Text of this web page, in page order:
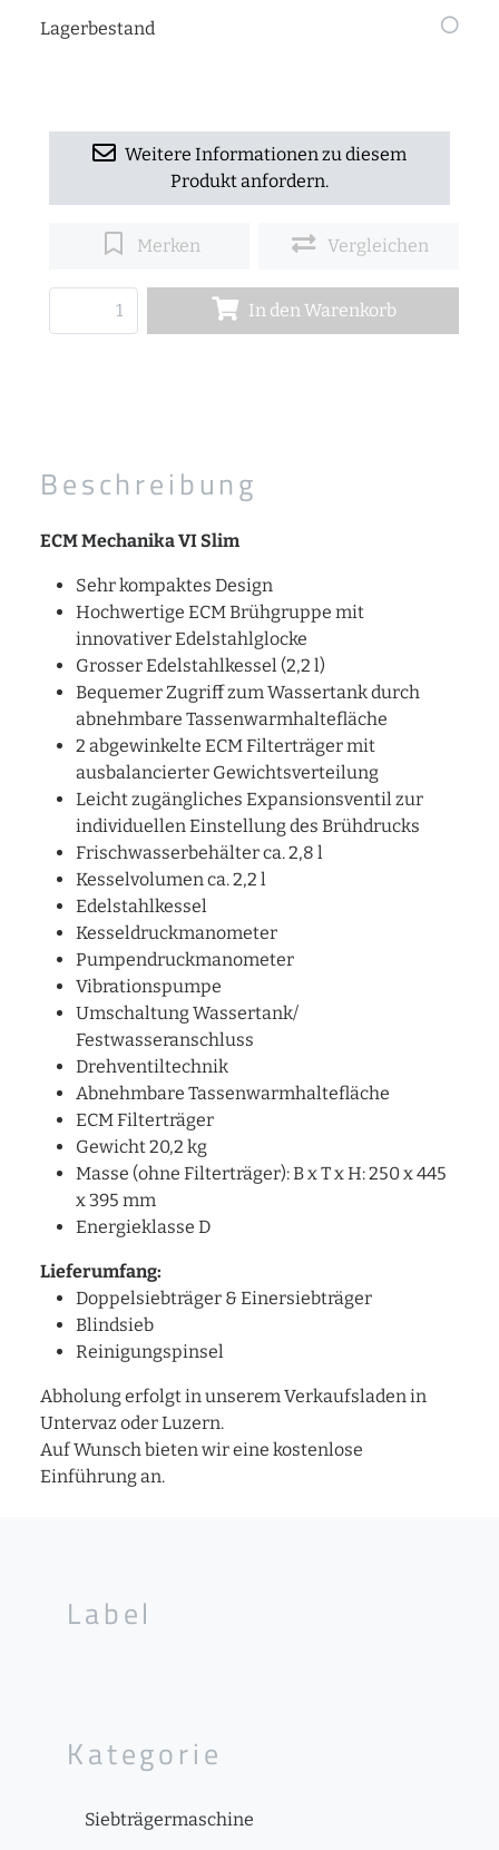
Lagerbestand
Weitere Informationen zu diesem
Produkt anfordern.
Merken Vergleichen
In den Warenkorb
Beschreibung
ECM Mechanika VI Slim
Sehr kompaktes Design
Hochwertige ECM Brühgruppe mit
innovativer Edelstahlglocke
Grosser Edelstahlkessel (2,2 l)
Bequemer Zugriff zum Wassertank durch
abnehmbare Tassenwarmhaltefläche
2 abgewinkelte ECM Filterträger mit
ausbalancierter Gewichtsverteilung
Leicht zugängliches Expansionsventil zur
individuellen Einstellung des Brühdrucks
Frischwasserbehälter ca. 2,8 l
Kesselvolumen ca. 2,2 l
Edelstahlkessel
Kesseldruckmanometer
Pumpendruckmanometer
Vibrationspumpe
Umschaltung Wassertank/
Festwasseranschluss
Drehventiltechnik
Abnehmbare Tassenwarmhaltefläche
ECM Filterträger
Gewicht 20,2 kg
Masse (ohne Filterträger): B x T x H: 250 x 445
x 395 mm
Energieklasse D
Lieferumfang:
Doppelsiebträger & Einersiebträger
Blindsieb
Reinigungspinsel
Abholung erfolgt in unserem Verkaufsladen in
Untervaz oder Luzern.
Auf Wunsch bieten wir eine kostenlose
Einführung an.
Label
Kategorie
Siebträgermaschine